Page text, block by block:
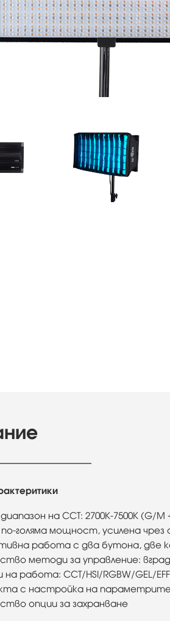
на CCT: 2700K-7500K (G/M
голяма мощност, усилена
работа с два бутона, две
методи за управление:
на работа: CCT/HSI/RGBW/GEL/
с настройка на
опции за захранване